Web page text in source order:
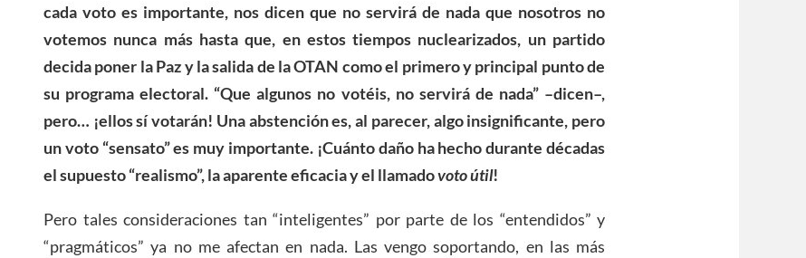
cada voto es importante, nos dicen que no servirá de nada que nosotros no
votemos nunca más hasta que, en estos tiempos nuclearizados, un partido
decida poner la Paz y la salida de la OTAN como el primero y principal punto de
su programa electoral. “Que algunos no votéis, no servirá de nada” –dicen–,
pero… ¡ellos sí votarán! Una abstención es, al parecer, algo insignificante, pero
un voto “sensato” es muy importante. ¡Cuánto daño ha hecho durante décadas
el supuesto “realismo”, la aparente eficacia y el llamadovoto útil!
Pero tales consideraciones tan “inteligentes” por parte de los “entendidos” y
“pragmáticos” ya no me afectan en nada. Las vengo soportando, en las más